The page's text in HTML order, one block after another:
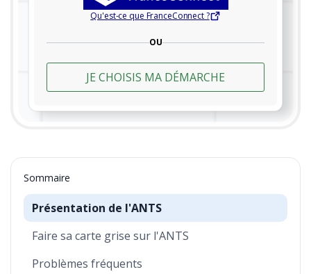
Qu'est-ce que FranceConnect ?
OU
Sommaire
Présentation de l'ANTS
Faire sa carte grise sur l'ANTS
Problèmes fréquents